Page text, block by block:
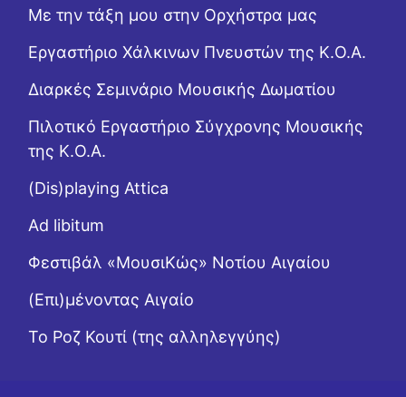
Με την τάξη μου στην Ορχήστρα μας
Εργαστήριo Χάλκινων Πνευστών της Κ.Ο.Α.
Διαρκές Σεμινάριο Μουσικής Δωματίου
Πιλοτικό Εργαστήριο Σύγχρονης Μουσικής
της Κ.Ο.Α.
(Dis)playing Attica
Ad libitum
Φεστιβάλ «ΜουσιΚώς» Νοτίου Αιγαίου
(Επι)μένοντας Αιγαίο
Το Ροζ Κουτί (της αλληλεγγύης)